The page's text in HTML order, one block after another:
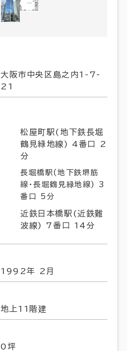
大阪市中央区島之内1-7-
21
松屋町駅(地下鉄長堀
鶴見緑地線) 4番口 2
分
長堀橋駅(地下鉄堺筋
線･長堀鶴見緑地線) 3
番口 5分
近鉄日本橋駅(近鉄難
波線) 7番口 14分
1992年 2月
地上11階建
0坪